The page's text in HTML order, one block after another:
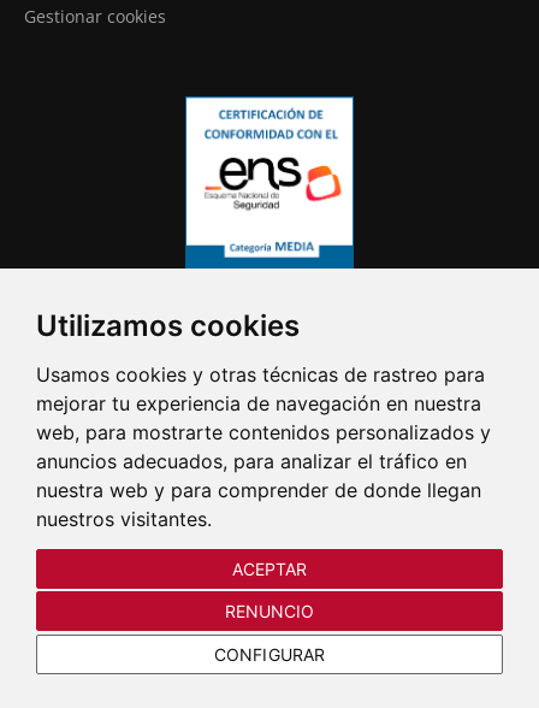
Utilizamos cookies
Usamos cookies y otras técnicas de rastreo para
mejorar tu experiencia de navegación en nuestra
web, para mostrarte contenidos personalizados y
anuncios adecuados, para analizar el tráfico en
nuestra web y para comprender de donde llegan
nuestros visitantes.
ACEPTAR
RENUNCIO
CONFIGURAR
Gestionar cookies